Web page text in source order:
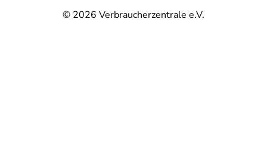
© 2026 Verbraucherzentrale e.V.